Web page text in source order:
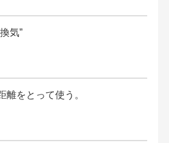
気”
離をとって使う。